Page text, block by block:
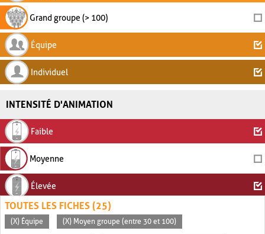
Grand groupe (> 100)
Équipe
Individuel
INTENSITÉ D'ANIMATION
Faible
Moyenne
Élevée
TOUTES LES FICHES (25)
(X) Équipe (X) Moyen groupe (entre 30 et 100)